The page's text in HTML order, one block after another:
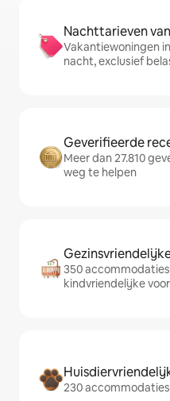
Nachttarieven
Vakantiewoningen
nacht, exclusief
Geverifieerde
Meer dan 27.810
weg te helpen
350
kindvriendelijke
230